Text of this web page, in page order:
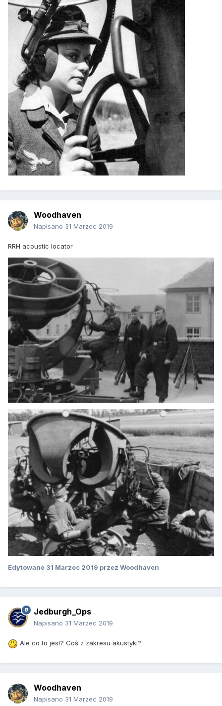
Woodhaven
Napisano 31 Marzec 2019
RRH acoustic locator
Edytowane 31 Marzec 2019 przez Woodhaven
Jedburgh_Ops
Napisano 31 Marzec 2019
Ale co to jest? Coś z zakresu akustyki?
Woodhaven
Napisano 31 Marzec 2019